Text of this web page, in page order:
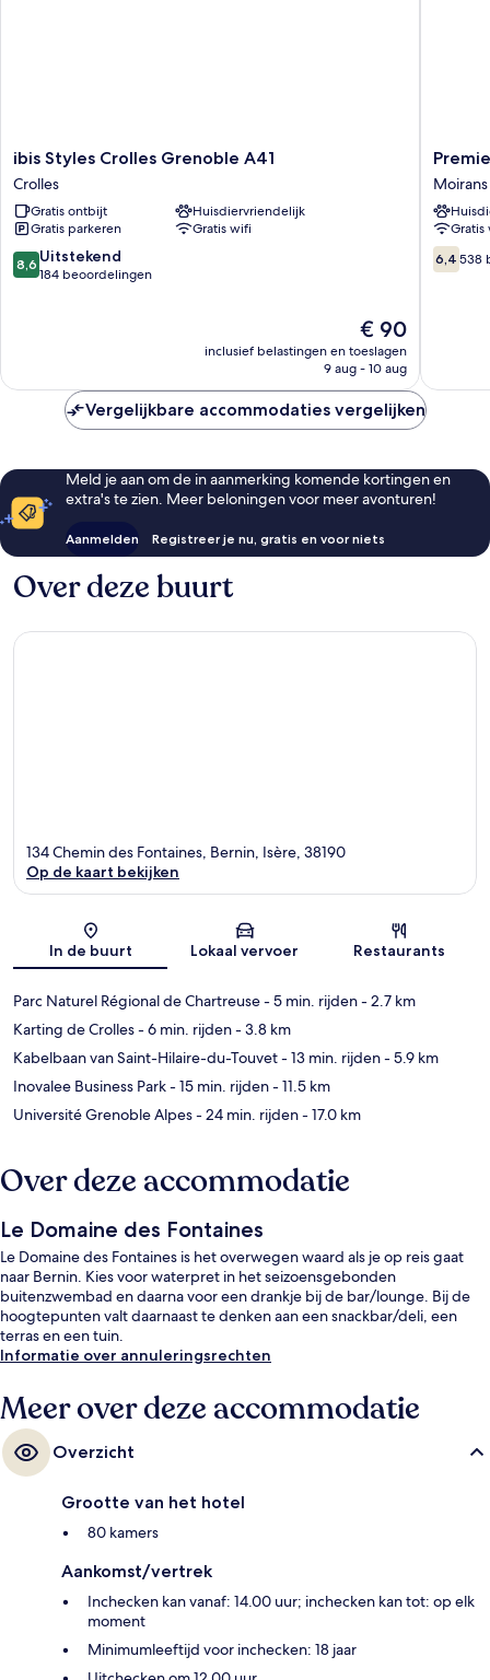
ibis
Styles
Crolles
Grenoble
A41
Crolles
ibis Styles Crolles Grenoble A41
Crolles
Gratis ontbijt
Huisdiervriendelijk
Gratis parkeren
Gratis wifi
8.6
van
8,6 Uitstekend
184 beoordelingen
De
prijs
€ 90
inclusief belastingen en toeslagen
9 aug - 10 aug
Classe
Nord
-
Moirans
Moirans
Moirans
Gratis
6.4
van
6,4 538
Vergelijkbare accommodaties vergelijken
Meld je aan om de in aanmerking komende kortingen en
extra's te zien. Meer beloningen voor meer avonturen!
Aanmelden Registreer je nu, gratis en voor niets
Over deze buurt
Kaart
134 Chemin des Fontaines, Bernin, Isère, 38190
Op de kaart bekijken
In de buurt Lokaal vervoer Restaurants
Parc Naturel Régional de Chartreuse- 5 min. rijden- 2.7 km
Karting de Crolles- 6 min. rijden- 3.8 km
Kabelbaan van Saint-Hilaire-du-Touvet- 13 min. rijden- 5.9 km
Inovalee Business Park- 15 min. rijden- 11.5 km
Université Grenoble Alpes- 24 min. rijden- 17.0 km
Over deze accommodatie
Le Domaine des Fontaines
Le Domaine des Fontaines is het overwegen waard als je op reis gaat
naar Bernin. Kies voor waterpret in het seizoensgebonden
buitenzwembad en daarna voor een drankje bij de bar/lounge. Bij de
hoogtepunten valt daarnaast te denken aan een snackbar/deli, een
terras en een tuin.
Informatie over annuleringsrechten
Meer over deze accommodatie
Overzicht
Grootte van het hotel
80 kamers
Aankomst/vertrek
Inchecken kan vanaf: 14.00 uur; inchecken kan tot: op elk
moment
Minimumleeftijd voor inchecken: 18 jaar